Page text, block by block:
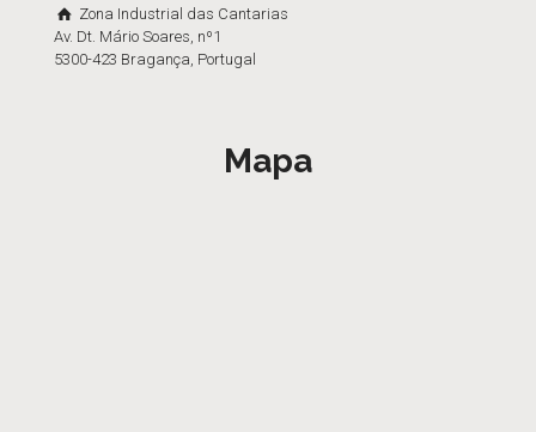
Zona Industrial das Cantarias
Av. Dt. Mário Soares, nº1
5300-423 Bragança, Portugal
Mapa